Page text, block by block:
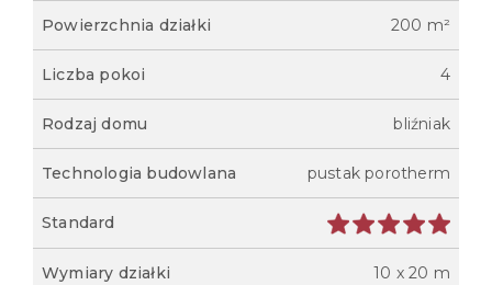
Powierzchnia działki 200 m²
Liczba pokoi 4
Rodzaj domu bliźniak
Technologia budowlana pustak porotherm
Standard
Wymiary działki 10 x 20 m